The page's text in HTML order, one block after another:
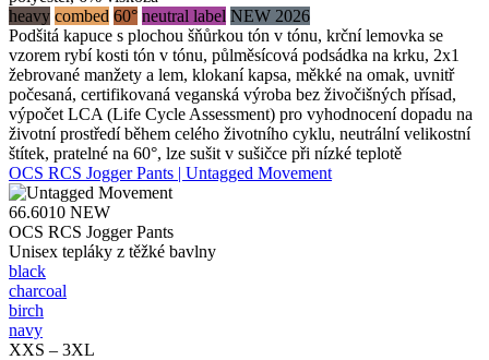
heavy combed 60° neutral label NEW 2026
Podšitá kapuce s plochou šňůrkou tón v tónu, krční lemovka se
vzorem rybí kosti tón v tónu, půlměsícová podsádka na krku, 2x1
žebrované manžety a lem, klokaní kapsa, měkké na omak, uvnitř
počesaná, certifikovaná veganská výroba bez živočišných přísad,
výpočet LCA (Life Cycle Assessment) pro vyhodnocení dopadu na
životní prostředí během celého životního cyklu, neutrální velikostní
štítek, pratelné na 60°, lze sušit v sušičce při nízké teplotě
OCS RCS Jogger Pants | Untagged Movement
66.6010 NEW
OCS RCS Jogger Pants
Unisex tepláky z těžké bavlny
black
charcoal
birch
navy
XXS – 3XL